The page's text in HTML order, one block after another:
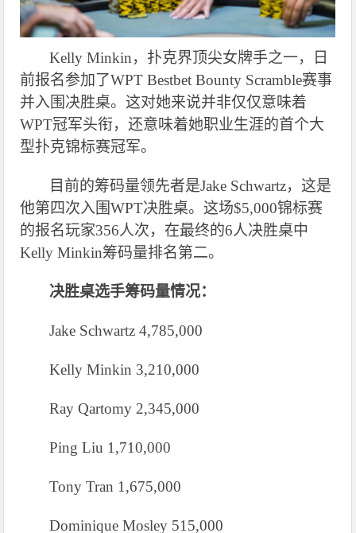
Kelly Minkin，扑克界顶尖女牌手之一，日
前报名参加了WPT Bestbet Bounty Scramble赛事
并入围决胜桌。这对她来说并非仅仅意味着
WPT冠军头衔，还意味着她职业生涯的首个大
型扑克锦标赛冠军。
目前的筹码量领先者是Jake Schwartz，这是
他第四次入围WPT决胜桌。这场$5,000锦标赛
的报名玩家356人次，在最终的6人决胜桌中
Kelly Minkin筹码量排名第二。
决胜桌选手筹码量情况：
Jake Schwartz 4,785,000
Kelly Minkin 3,210,000
Ray Qartomy 2,345,000
Ping Liu 1,710,000
Tony Tran 1,675,000
Dominique Mosley 515,000